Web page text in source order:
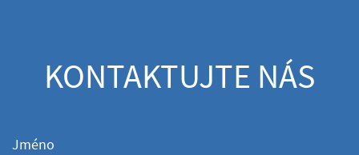
KONTAKTUJTE NÁS
Jméno